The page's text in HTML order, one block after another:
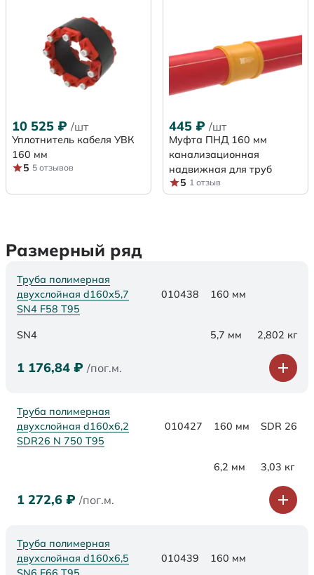
10 525 ₽ /шт
Уплотнитель кабеля УВК
160 мм
5 5 отзывов
445 ₽ /шт
Муфта ПНД 160 мм
канализационная
надвижная для труб
5 1 отзыв
Размерный ряд
Труба полимерная
двухслойная d160х5,7
SN4 F58 Т95
010438 160 мм
SN4 5,7 мм 2,802 кг
1 176,84 ₽ /пог.м.
Труба полимерная
двухслойная d160x6,2
SDR26 N 750 Т95
010427 160 мм SDR 26
6,2 мм 3,03 кг
1 272,6 ₽ /пог.м.
Труба полимерная
двухслойная d160х6,5
010439 160 мм